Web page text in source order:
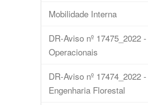
Mobilidade Interna
DR-Aviso nº 17475_2022
Operacionais
DR-Aviso nº 17474_2022
Engenharia Florestal